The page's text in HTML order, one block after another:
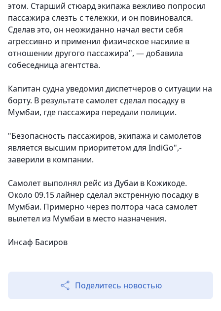
этом. Старший стюард экипажа вежливо попросил
пассажира слезть с тележки, и он повиновался.
Сделав это, он неожиданно начал вести себя
агрессивно и применил физическое насилие в
отношении другого пассажира", — добавила
собеседница агентства.
Капитан судна уведомил диспетчеров о ситуации на
борту. В результате самолет сделал посадку в
Мумбаи, где пассажира передали полиции.
"Безопасность пассажиров, экипажа и самолетов
является высшим приоритетом для IndiGo",-
заверили в компании.
Самолет выполнял рейс из Дубаи в Кожикоде.
Около 09.15 лайнер сделал экстренную посадку в
Мумбаи. Примерно через полтора часа самолет
вылетел из Мумбаи в место назначения.
Инсаф Басиров
Поделитесь новостью